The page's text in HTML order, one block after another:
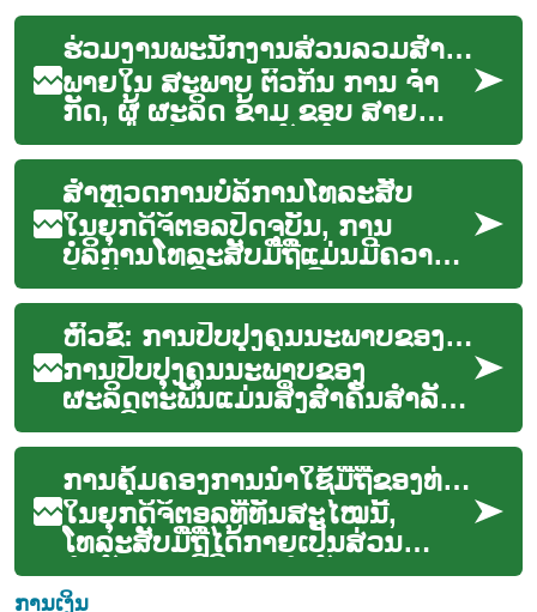
ຮ່ວມງານພະນັກງານສ່ວນລວມສໍາລັບຜູ້ຜະລິດນ້ອຍ
ພາຍໃນ ສະພາບ ຕົວກິນ ການ ຈໍາ
ກັດ, ຜູ້ ຜະລິດ ຂ້າມ ຂອບ ສາຍ
ສາມາດ ຮ່ວມງານ ກັນ ໂດຍ ການ
ສ້າງ ສະມຸດ ທຳອິດ ສຳລັບ
ພະນັກງານ. ບົດຄ...
ສຳຫຼວດການບໍລິການໂທລະສັບ
ໃນຍຸກດິຈິຕອລປັດຈຸບັນ, ການ
ບໍລິການໂທລະສັບມືຖືແມ່ນມີຄວາມ
ສຳຄັນຢ່າງຍິ່ງຕໍ່ການເຊື່ອມຕໍ່ ແລະ
ການສື່ສານປະຈຳວັນ. ຈາກການໂທ
ຫາຄົນ...
ຫົວຂໍ້: ການປັບປຸງຄຸນນະພາບຂອງຜະລິດຕະພັນດ້ວຍ Poka-Yoke
ການປັບປຸງຄຸນນະພາບຂອງ
ຜະລິດຕະພັນແມ່ນສິ່ງສໍາຄັນສໍາລັບ
ທຸລະກິດອຸດສາຫະກໍາ. Poka-
Yoke, ເຕັກນິກການປ້ອງກັນຂໍ້
ຜິດພາດຈາກຍີ່ປຸ່ນ,...
ການຄຸ້ມຄອງການນຳໃຊ້ມືຖືຂອງທ່ານ
ໃນຍຸກດິຈິຕອລທີ່ທັນສະໄໝນີ້,
ໂທລະສັບມືຖືໄດ້ກາຍເປັນສ່ວນ
ສຳຄັນຂອງຊີວິດປະຈຳວັນຂອງພວກ
ເຮົາ, ບໍ່ວ່າຈະເປັນການສື່ສານ, ການ
ການເງິນ